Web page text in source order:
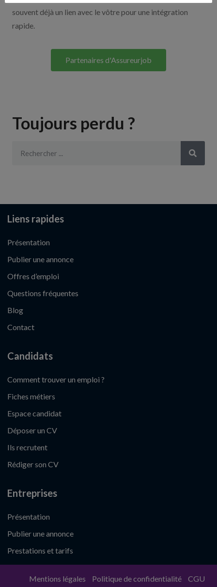
souvent déjà un lien avec le vôtre pour une intégration
rapide.
Partenaires d'Assureurjob
Toujours perdu ?
Liens rapides
Présentation
Publier une annonce
Offres d’emploi
Questions fréquentes
Blog
Contact
Candidats
Comment trouver un emploi ?
Fiches métiers
Espace candidat
Déposer un CV
Ils recrutent
Rédiger son CV
Entreprises
Présentation
Publier une annonce
Prestations et tarifs
Mentions légales Politique de confidentialité CGU